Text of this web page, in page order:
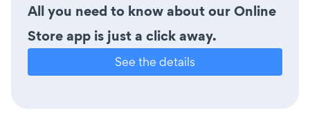
All you need to know about our Online
Store app is just a click away.
See the details